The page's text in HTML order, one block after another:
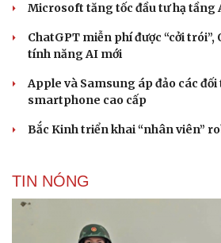
Microsoft tăng tốc đầu tư hạ tầng
ChatGPT miễn phí được “cởi
tính năng AI mới
Apple và Samsung áp đảo các
smartphone cao cấp
Bắc Kinh triển khai “nhân viên”
TIN NÓNG